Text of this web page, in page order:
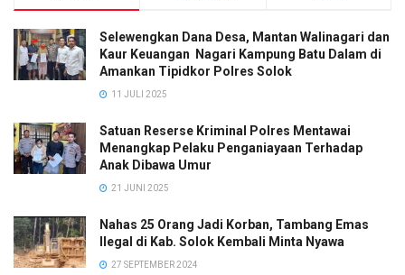
Selewengkan Dana Desa, Mantan Walinagari dan
Kaur Keuangan Nagari Kampung Batu Dalam di
Amankan Tipidkor Polres Solok
11 JULI 2025
Satuan Reserse Kriminal Polres Mentawai
Menangkap Pelaku Penganiayaan Terhadap
Anak Dibawa Umur
21 JUNI 2025
Nahas 25 Orang Jadi Korban, Tambang Emas
Ilegal di Kab. Solok Kembali Minta Nyawa
27 SEPTEMBER 2024